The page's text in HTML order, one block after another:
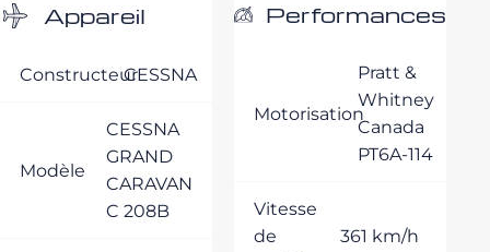
Appareil
ConstructeurCESSNA
Modèle
CESSNA
GRAND
CARAVAN
C 208B
Performances
Motorisation
Pratt &
Whitney
Canada
PT6A-114
Vitesse
de
361 km/h